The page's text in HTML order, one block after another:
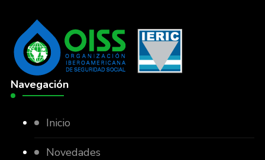
Navegación
Inicio
Novedades